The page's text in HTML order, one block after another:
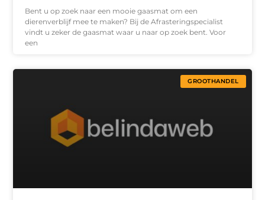
Bent u op zoek naar een mooie gaasmat om een
dierenverblijf mee te maken? Bij de Afrasteringspecialist
vindt u zeker de gaasmat waar u naar op zoek bent. Voor
een
GROOTHANDEL